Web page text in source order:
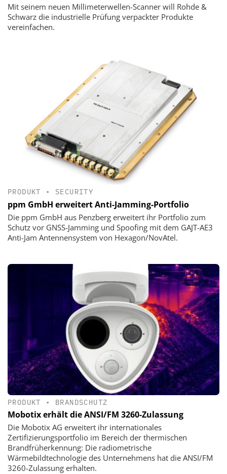
Mit seinem neuen Millimeterwellen-Scanner will Rohde &
Schwarz die industrielle Prüfung verpackter Produkte
vereinfachen.
PRODUKT • SECURITY
ppm GmbH erweitert Anti-Jamming-Portfolio
Die ppm GmbH aus Penzberg erweitert ihr Portfolio zum
Schutz vor GNSS-Jamming und Spoofing mit dem GAJT-AE3
Anti-Jam Antennensystem von Hexagon/NovAtel.
PRODUKT • BRANDSCHUTZ
Mobotix erhält die ANSI/FM 3260-Zulassung
Die Mobotix AG erweitert ihr internationales
Zertifizierungsportfolio im Bereich der thermischen
Brandfrüherkennung: Die radiometrische
Wärmebildtechnologie des Unternehmens hat die ANSI/FM
3260-Zulassung erhalten.